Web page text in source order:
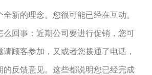
新的理念。您很可能已经在互动。
么回事：近期公司要进行促销，您可
顾客参加，又或者您拨通了电话，
的反馈意见。这些都说明您已经完成